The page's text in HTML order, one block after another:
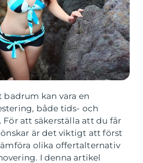
badrum kan vara en
både tids- och
att säkerställa att du får
är det viktigt att först
olika offertalternativ
I denna artikel